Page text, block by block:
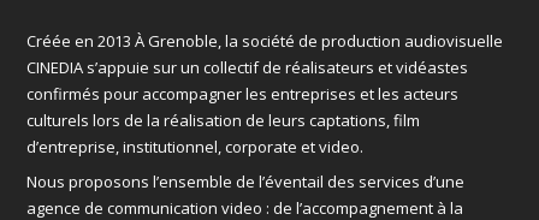
Créée en 2013 À Grenoble, la société de production audiovisuelle
CINEDIA s’appuie sur un collectif de réalisateurs et vidéastes
confirmés pour accompagner les entreprises et les acteurs
culturels lors de la réalisation de leurs captations, film
d’entreprise, institutionnel, corporate et video.
Nous proposons l’ensemble de l’éventail des services d’une
agence de communication video : de l’accompagnement à la